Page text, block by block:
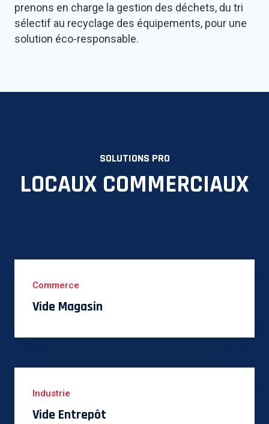
prenons en charge la gestion des déchets, du tri
sélectif au recyclage des équipements, pour une
solution éco-responsable.
SOLUTIONS PRO
LOCAUX COMMERCIAUX
Commerce
Vide Magasin
Industrie
Vide Entrepôt